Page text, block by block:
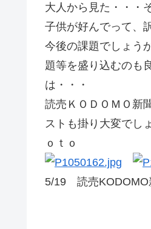
大人から見た・・・
子供が好んでって、
今後の課題でしょう
題等を盛り込むのも
は・・・
読売ＫＯＤＯＭＯ新
ストも掛り大変で
ｏｔｏ
5/19 読売KODOMO